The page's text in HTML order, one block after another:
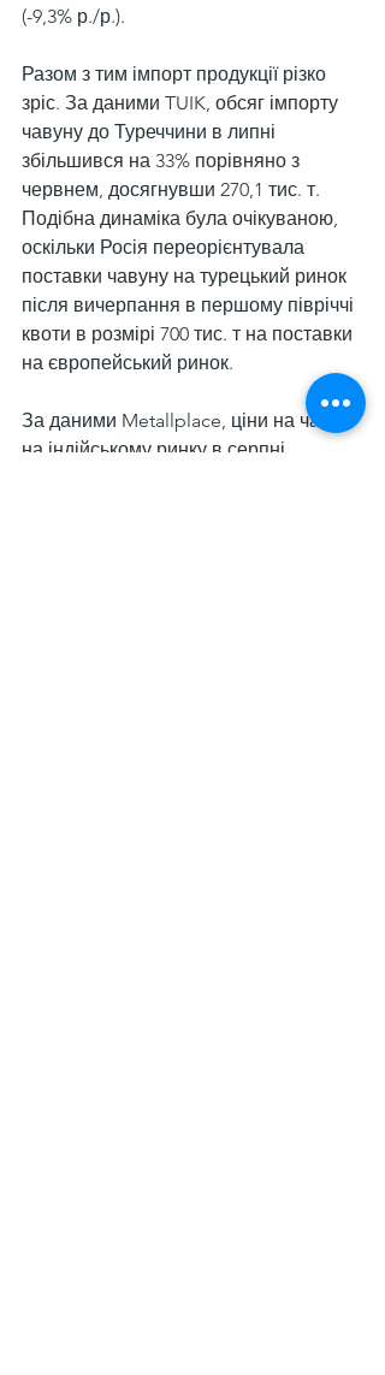
(-9,3% р./р.).
Разом з тим імпорт продукції різко
зріс. За даними TUIK, обсяг імпорту
чавуну до Туреччини в липні
збільшився на 33% порівняно з
червнем, досягнувши 270,1 тис. т.
Подібна динаміка була очікуваною,
оскільки Росія переорієнтувала
поставки чавуну на турецький ринок
після вичерпання в першому півріччі
квоти в розмірі 700 тис. т на поставки
на європейський ринок.
За даними Metallplace, ціни на чавун
на індійському ринку в серпні